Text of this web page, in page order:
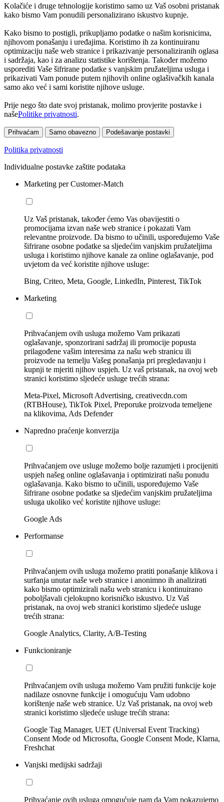
Kolačiće i druge tehnologije koristimo samo uz Vaš osobni pristanak
kako bismo Vam ponudili personalizirano iskustvo kupnje.
Kako bismo to postigli, prikupljamo podatke o našim korisnicima,
njihovom ponašanju i uređajima. Koristimo ih za kontinuiranu
optimizaciju naše web stranice i prikazivanje personaliziranih oglasa
i sadržaja, kao i za analizu statistike korištenja. Također možemo
usporediti Vaše šifrirane podatke s vanjskim pružateljima usluga i
prikazivati Vam ponude putem njihovih online oglašivačkih kanala
samo ako već i sami koristite njihove usluge.
Prije nego što date svoj pristanak, molimo provjerite postavke i
našePolitike privatnosti.
Prihvaćam Samo obavezno Podešavanje postavki
Politika privatnosti
Individualne postavke zaštite podataka
Marketing per Customer-Match
Uz Vaš pristanak, također ćemo Vas obavijestiti o
promocijama izvan naše web stranice i pokazati Vam
relevantne proizvode. Da bismo to učinili, uspoređujemo Vaše
šifrirane osobne podatke sa sljedećim vanjskim pružateljima
usluga i koristimo njihove kanale za online oglašavanje, pod
uvjetom da već koristite njihove usluge:
Bing, Criteo, Meta, Google, LinkedIn, Pinterest, TikTok
Marketing
Prihvaćanjem ovih usluga možemo Vam prikazati
oglašavanje, sponzorirani sadržaj ili promocije popusta
prilagođene vašim interesima za našu web stranicu ili
proizvode na temelju Vašeg ponašanja pri pregledavanju i
kupnji te mjeriti njihov uspjeh. Uz vaš pristanak, na ovoj web
stranici koristimo sljedeće usluge trećih strana:
Meta-Pixel, Microsoft Advertising, creativecdn.com
(RTBHouse), TikTok Pixel, Preporuke proizvoda temeljene
na klikovima, Ads Defender
Napredno praćenje konverzija
Prihvaćanjem ove usluge možemo bolje razumjeti i procijeniti
uspjeh našeg online oglašavanja i optimizirati našu ponudu
oglašavanja. Kako bismo to učinili, uspoređujemo Vaše
šifrirane osobne podatke sa sljedećim vanjskim pružateljima
usluga ukoliko već koristite njihove usluge:
Google Ads
Performanse
Prihvaćanjem ovih usluga možemo pratiti ponašanje klikova i
surfanja unutar naše web stranice i anonimno ih analizirati
kako bismo optimizirali našu web stranicu i kontinuirano
poboljšavali cjelokupno korisničko iskustvo. Uz Vaš
pristanak, na ovoj web stranici koristimo sljedeće usluge
trećih strana:
Google Analytics, Clarity, A/B-Testing
Funkcioniranje
Prihvaćanjem ovih usluga možemo Vam pružiti funkcije koje
nadilaze osnovne funkcije i omogućuju Vam udobno
korištenje naše web stranice. Uz Vaš pristanak, na ovoj web
stranici koristimo sljedeće usluge trećih strana:
Google Tag Manager, UET (Universal Event Tracking)
Consent Mode od Microsofta, Google Consent Mode, Klarna,
Freshchat
Vanjski medijski sadržaji
Prihvaćanje ovih usluga omogućuje nam da Vam pokazujemo